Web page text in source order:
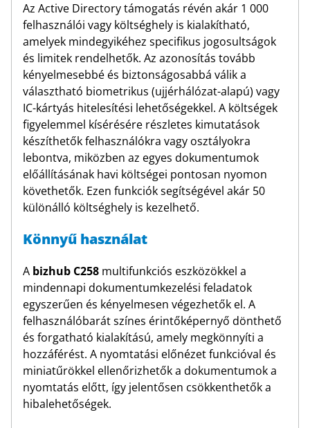
Az Active Directory támogatás révén akár 1 000
felhasználói vagy költséghely is kialakítható,
amelyek mindegyikéhez specifikus jogosultságok
és limitek rendelhetők. Az azonosítás tovább
kényelmesebbé és biztonságosabbá válik a
választható biometrikus (ujjérhálózat-alapú) vagy
IC-kártyás hitelesítési lehetőségekkel. A költségek
figyelemmel kísérésére részletes kimutatások
készíthetők felhasználókra vagy osztályokra
lebontva, miközben az egyes dokumentumok
előállításának havi költségei pontosan nyomon
követhetők. Ezen funkciók segítségével akár 50
különálló költséghely is kezelhető.
Könnyű használat
A bizhub C258 multifunkciós eszközökkel a
mindennapi dokumentumkezelési feladatok
egyszerűen és kényelmesen végezhetők el. A
felhasználóbarát színes érintőképernyő dönthető
és forgatható kialakítású, amely megkönnyíti a
hozzáférést. A nyomtatási előnézet funkcióval és
miniatűrökkel ellenőrizhetők a dokumentumok a
nyomtatás előtt, így jelentősen csökkenthetők a
hibalehetőségek.